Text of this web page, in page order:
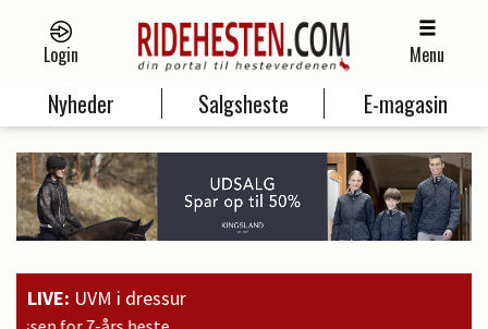
Login Menu
Nyheder Salgsheste E-magasin
LIVE: UVM i dressur